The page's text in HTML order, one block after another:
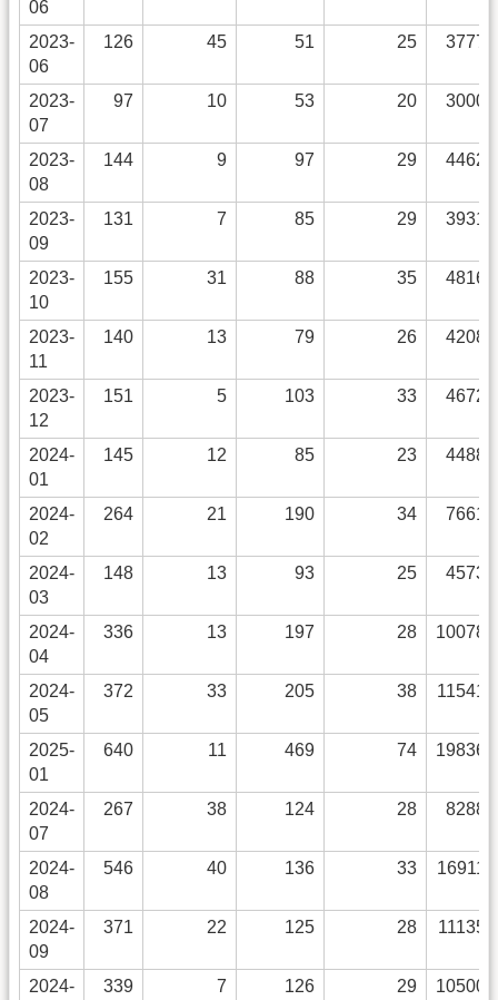
06
2023-
06
126 45 51 25 3777
2023-
07
97 10 53 20 3000
2023-
08
144 9 97 29 4462
2023-
09
131 7 85 29 3931
2023-
10
155 31 88 35 4816
2023-
11
140 13 79 26 4208
2023-
12
151 5 103 33 4672
2024-
01
145 12 85 23 4488
2024-
02
264 21 190 34 7661
2024-
03
148 13 93 25 4573
2024-
04
336 13 197 28 10078
2024-
05
372 33 205 38 11541
2025-
01
640 11 469 74 19836
2024-
07
267 38 124 28 8288
2024-
08
546 40 136 33 16911
2024-
09
371 22 125 28 11135
2024-
339 7 126 29 10500